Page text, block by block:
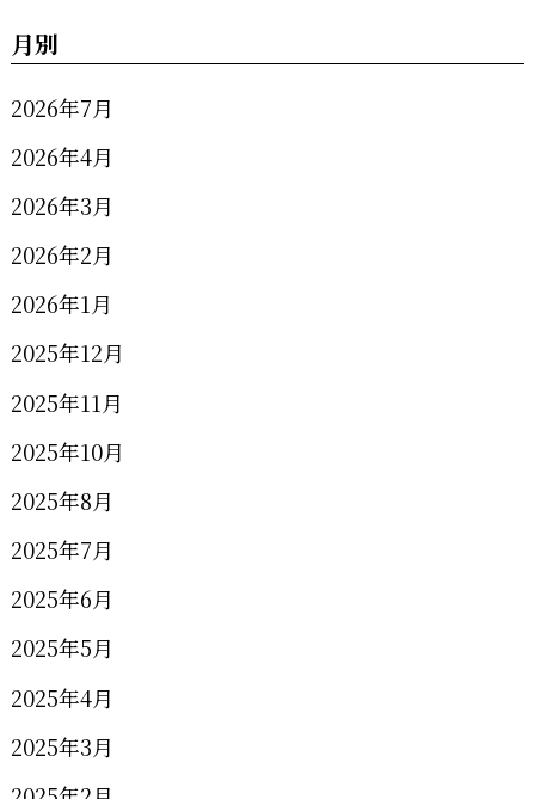
月別
2026年7月
2026年4月
2026年3月
2026年2月
2026年1月
2025年12月
2025年11月
2025年10月
2025年8月
2025年7月
2025年6月
2025年5月
2025年4月
2025年3月